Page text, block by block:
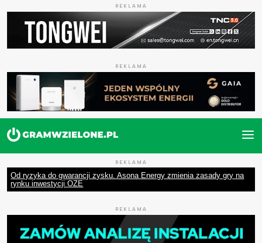
REKLAMA
REKLAMA
REKLAMA
Od ryzyka do gwarancji zysku. Asona Energy zmienia zasady gry na
rynku inwestycji OZE
REKLAMA